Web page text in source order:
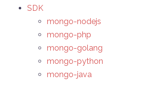
SDK
mongo-nodejs
mongo-php
mongo-golang
mongo-python
mongo-java